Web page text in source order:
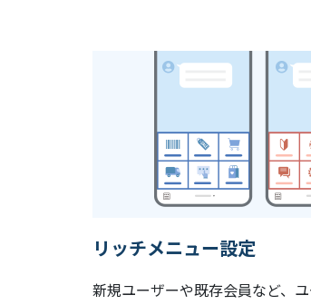
リッチメニュー設定
新規ユーザーや既存会員など、